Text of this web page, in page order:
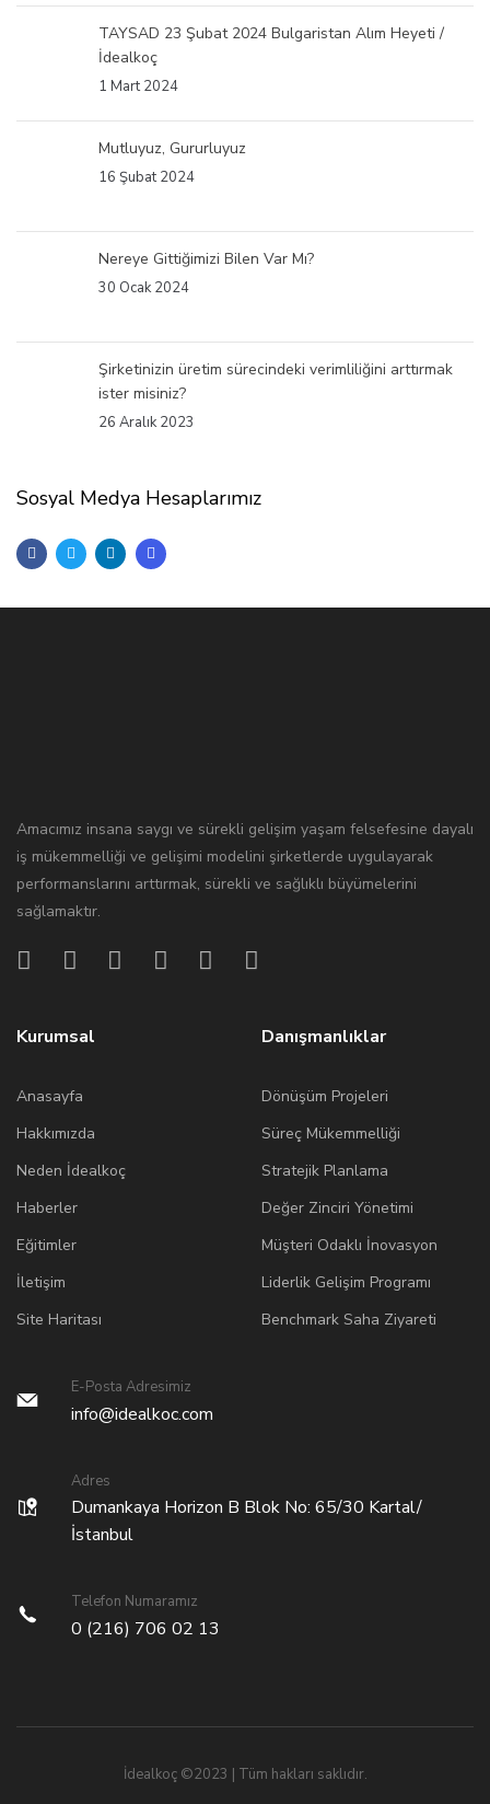
TAYSAD 23 Şubat 2024 Bulgaristan Alım Heyeti /
İdealkoç
1 Mart 2024
Mutluyuz, Gururluyuz
16 Şubat 2024
Nereye Gittiğimizi Bilen Var Mı?
30 Ocak 2024
Şirketinizin üretim sürecindeki verimliliğini arttırmak
ister misiniz?
26 Aralık 2023
Sosyal Medya Hesaplarımız
Amacımız insana saygı ve sürekli gelişim yaşam felsefesine dayalı
iş mükemmelliği ve gelişimi modelini şirketlerde uygulayarak
performanslarını arttırmak, sürekli ve sağlıklı büyümelerini
sağlamaktır.
Kurumsal
Anasayfa
Hakkımızda
Neden İdealkoç
Haberler
Eğitimler
İletişim
Site Haritası
Danışmanlıklar
Dönüşüm Projeleri
Süreç Mükemmelliği
Stratejik Planlama
Değer Zinciri Yönetimi
Müşteri Odaklı İnovasyon
Liderlik Gelişim Programı
Benchmark Saha Ziyareti
E-Posta Adresimiz
info@idealkoc.com
Adres
Dumankaya Horizon B Blok No: 65/30 Kartal/
İstanbul
Telefon Numaramız
0 (216) 706 02 13
İdealkoç ©2023 | Tüm hakları saklıdır.